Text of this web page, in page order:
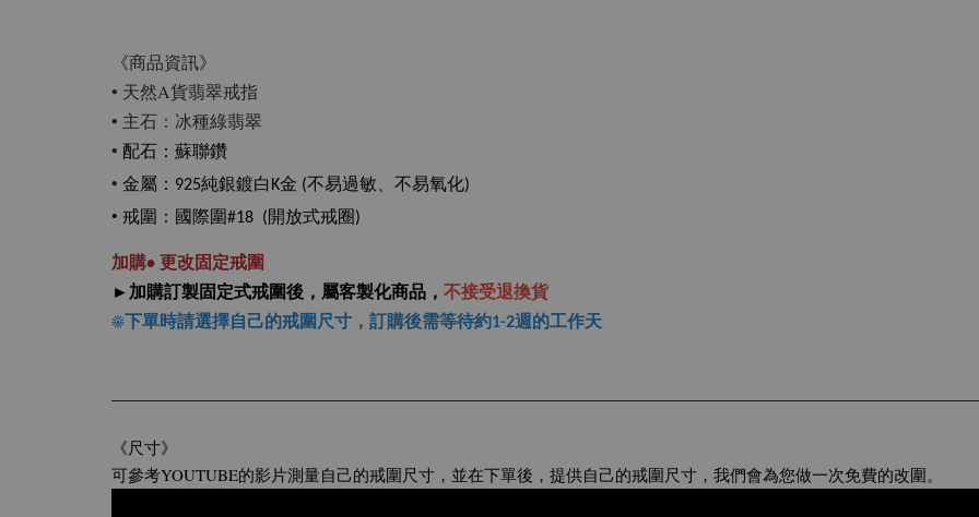
《商品資訊》
• 天然A貨翡翠戒指
• 主石：冰種綠翡翠
• 配石 ：蘇聯鑽
• 金屬：925純銀鍍白K金 (不易過敏、不易氧化)
• 戒圍 ：國際圍#18 (開放式戒圈)
加購• 更改固定戒圍
►加購訂製固定式戒圍後，屬客製化商品， 不接受退換貨
☀下單時請選擇自己的戒圍尺寸， 訂購後需等待約1-2週的工作天
《尺寸》
可參考YOUTUBE的影片測量自己的戒圍尺寸，並在下單後，提供自己的戒圍尺寸，我們會為您做一次免費的改圍。